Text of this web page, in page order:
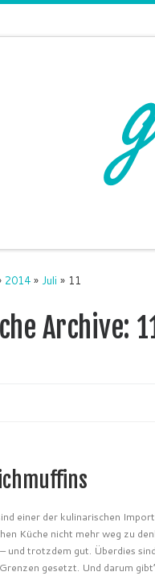
2014 » Juli » 11
Archive:
einer der kulinarischen
Küche nicht mehr weg zu
und trotzdem gut. Überdies
gesetzt. Und darum